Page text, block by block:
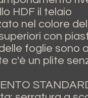
HDF il telaio
nel colore
con
foglie sono
c'è un plite